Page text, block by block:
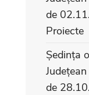
de
Proiecte
Ședința
de